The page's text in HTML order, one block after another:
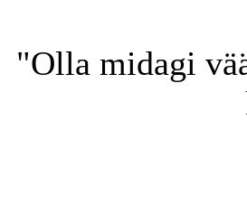
"Olla midagi